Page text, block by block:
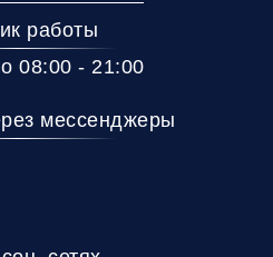
работы
08:00 - 21:00
мессенджеры